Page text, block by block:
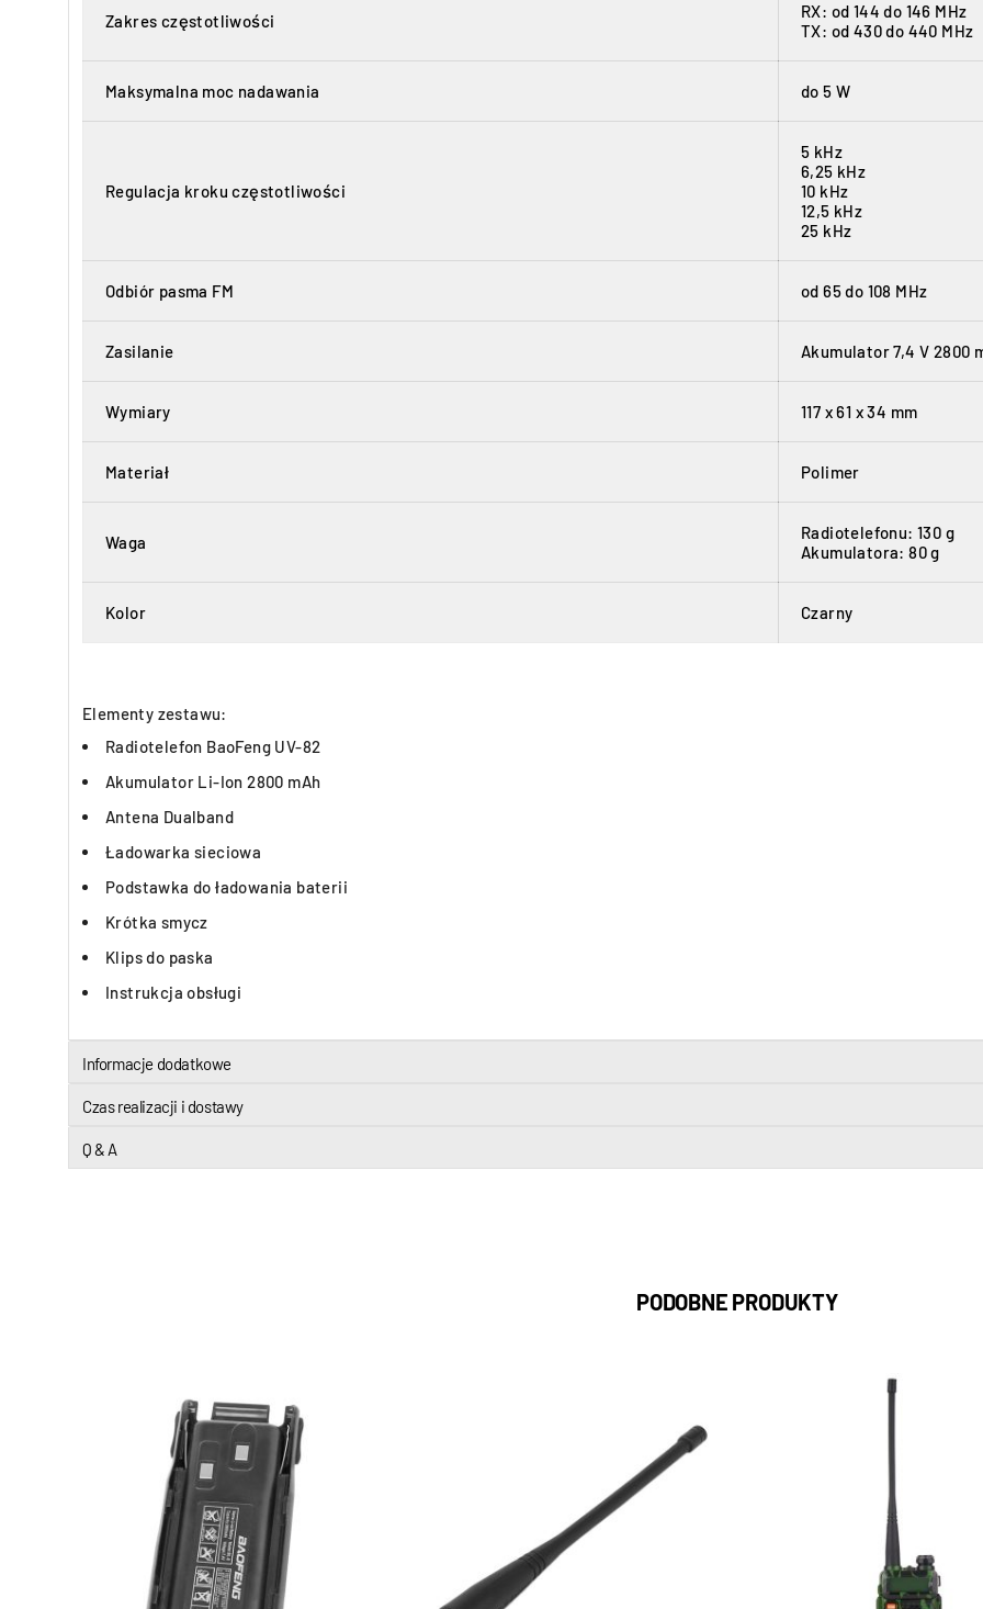
Zakres częstotliwości
RX: od 144 do 146 MHz
TX: od 430 do 440 MHz
Maksymalna moc nadawania do 5 W
Regulacja kroku częstotliwości
5 kHz
6,25 kHz
10 kHz
12,5 kHz
25 kHz
Odbiór pasma FM od 65 do 108 MHz
Zasilanie Akumulator 7,4 V 2800
Wymiary 117 x 61 x 34 mm
Materiał Polimer
Waga
Radiotelefonu: 130 g
Akumulatora: 80 g
Kolor Czarny
Elementy zestawu:
Radiotelefon BaoFeng UV-82
Akumulator Li-Ion 2800 mAh
Antena Dualband
Ładowarka sieciowa
Podstawka do ładowania baterii
Krótka smycz
Klips do paska
Instrukcja obsługi
Informacje dodatkowe
Czas realizacji i dostawy
Q & A
PODOBNE PRODUKTY